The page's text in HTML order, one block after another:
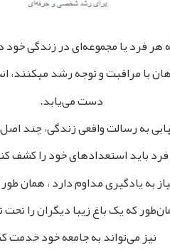
فرد یا مجموعه‌ای در زندگی خود
با مراقبت و توجه رشد میکنند،
دست می‌یابد.
به رسالت واقعی زندگی، چند
فرد باید استعدادهای خود را کشف
به یادگیری مداوم دارد ، همان‌
که یک باغ زیبا دیگران را
نیز می‌تواند به جامعه خود خدمت